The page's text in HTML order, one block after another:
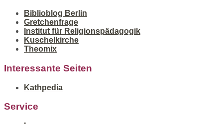
Biblioblog Berlin
Gretchenfrage
Institut für Religionspädagogik
Kuschelkirche
Theomix
Interessante Seiten
Kathpedia
Service